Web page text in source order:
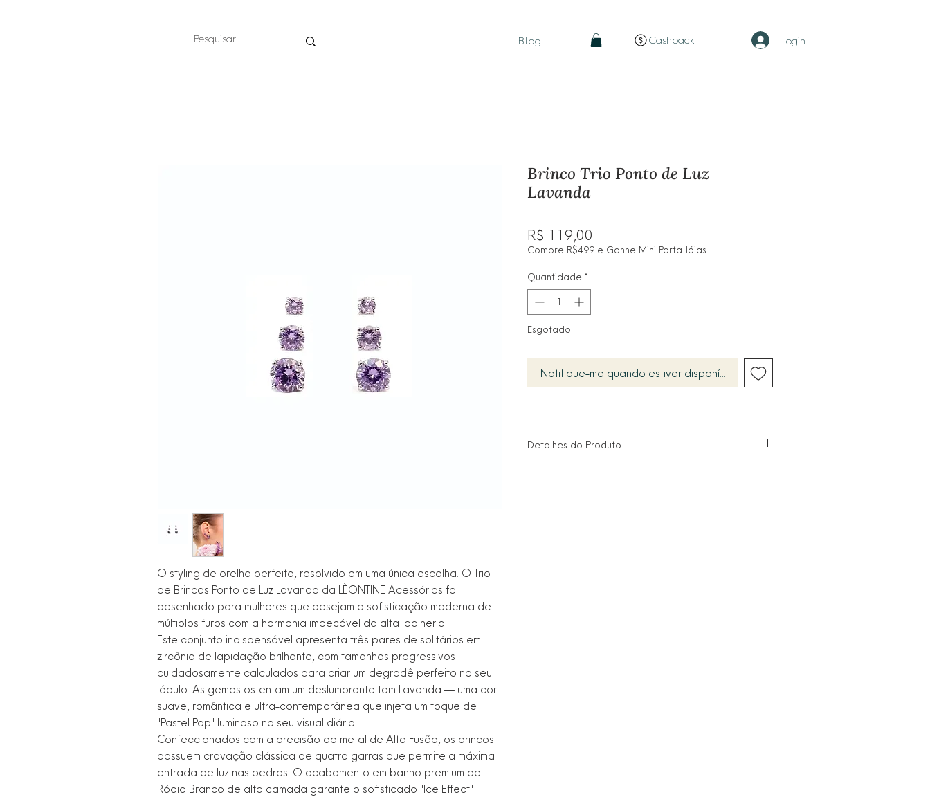
Blog Cashback Login
O styling de orelha perfeito, resolvido em uma única escolha. O Trio
de Brincos Ponto de Luz Lavanda da LÈONTINE Acessórios foi
desenhado para mulheres que desejam a sofisticação moderna de
múltiplos furos com a harmonia impecável da alta joalheria.
Este conjunto indispensável apresenta três pares de solitários em
zircônia de lapidação brilhante, com tamanhos progressivos
cuidadosamente calculados para criar um degradê perfeito no seu
lóbulo. As gemas ostentam um deslumbrante tom Lavanda — uma cor
suave, romântica e ultra-contemporânea que injeta um toque de
"Pastel Pop" luminoso no seu visual diário.
Confeccionados com a precisão do metal de Alta Fusão, os brincos
possuem cravação clássica de quatro garras que permite a máxima
entrada de luz nas pedras. O acabamento em banho premium de
Ródio Branco de alta camada garante o sofisticado "Ice Effect"
Brinco Trio Ponto de Luz
Lavanda
R$ 119,00
Compre R$499 e Ganhe Mini Porta Jóias
Quantidade *
Esgotado
Notifique-me quando estiver disponível
Detalhes do Produto